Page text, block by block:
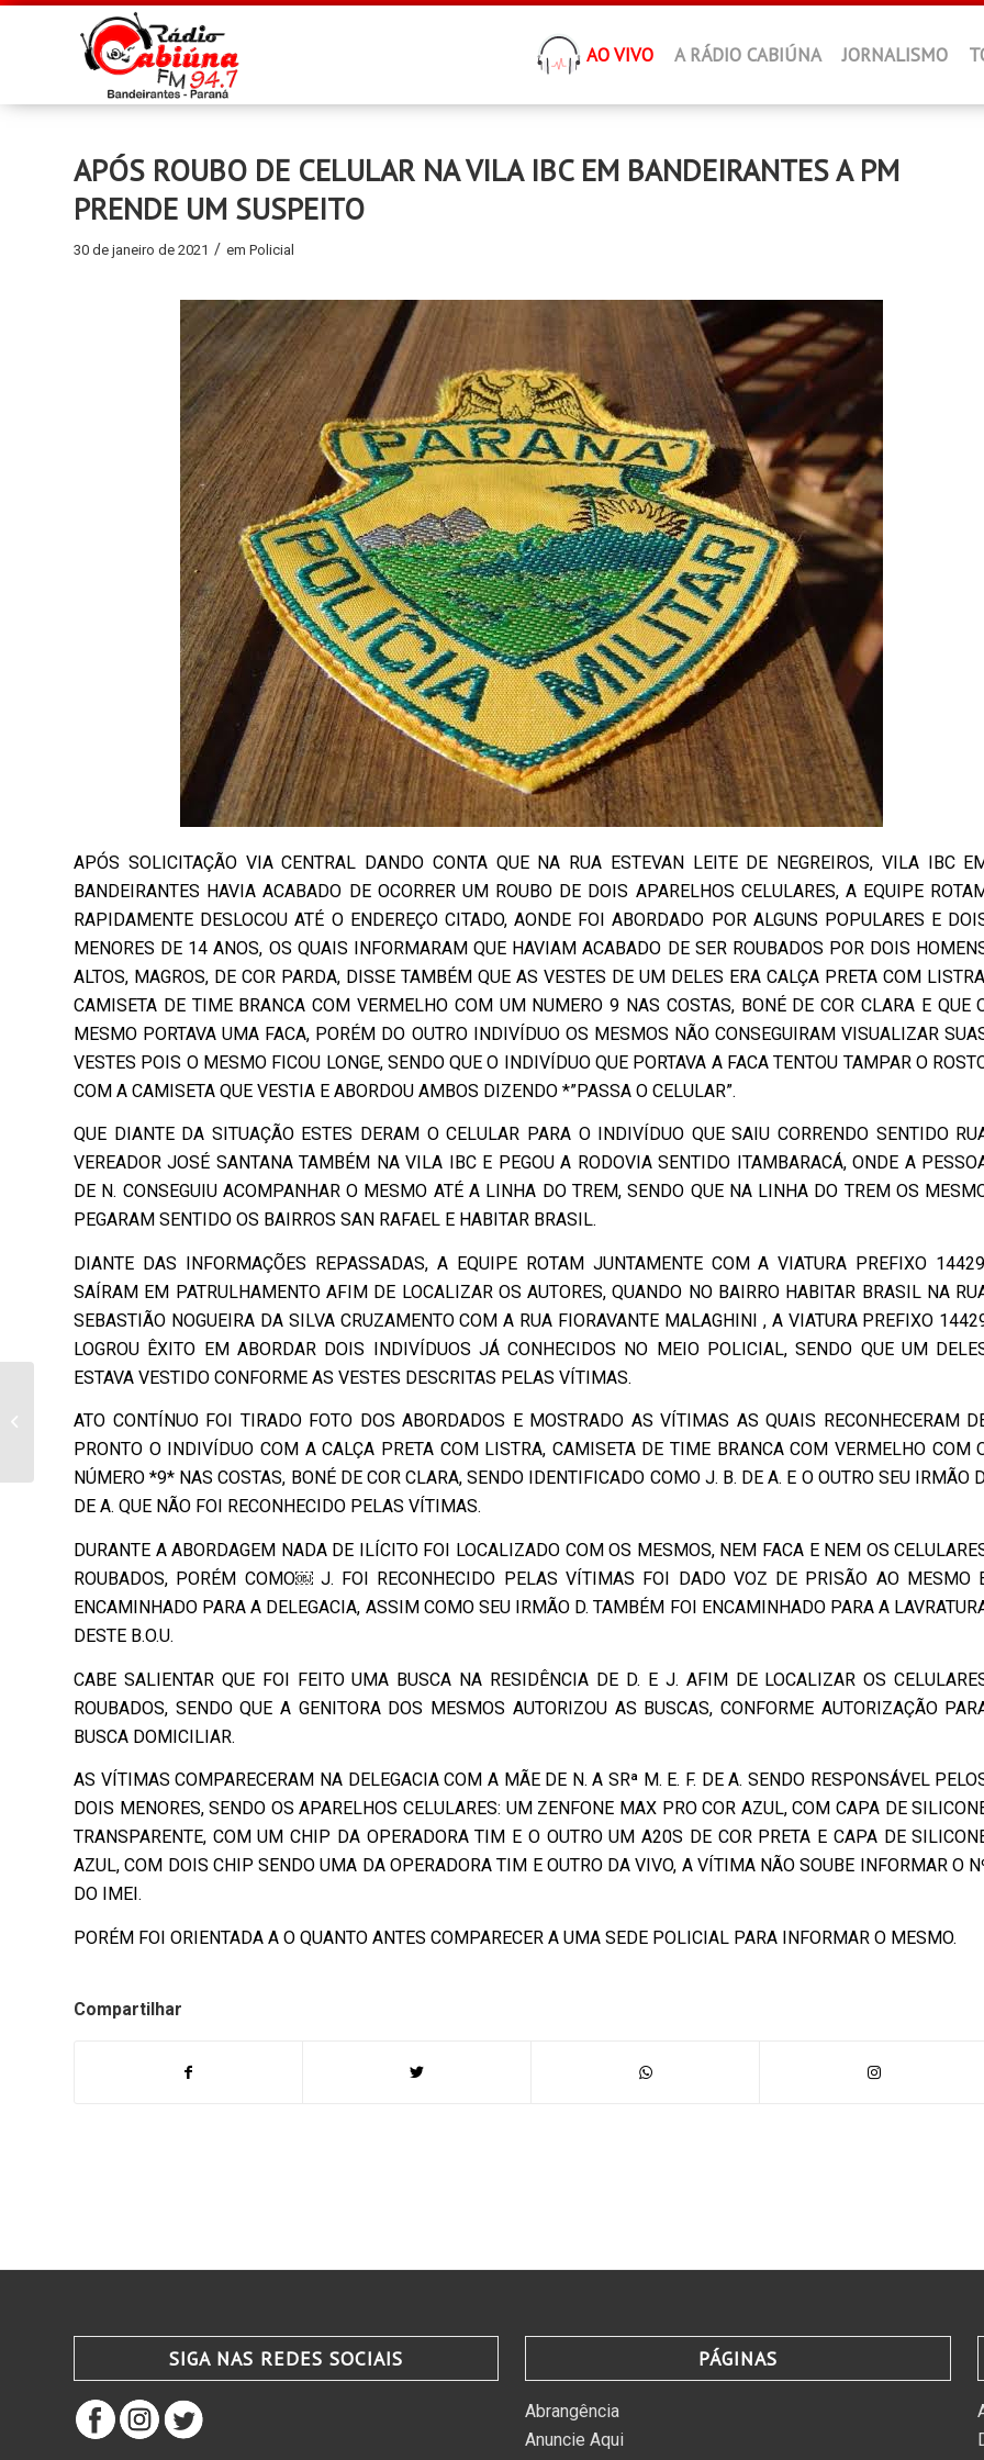
AO VIVO A RÁDIO CABIÚNA JORNALISMO
APÓS ROUBO DE CELULAR NA VILA IBC EM BANDEIRANTES A PM
PRENDE UM SUSPEITO
30 de janeiro de 2021 / em Policial
APÓS SOLICITAÇÃO VIA CENTRAL DANDO CONTA QUE NA RUA ESTEVAN LEITE DE NEGREIROS, VILA IBC
BANDEIRANTES HAVIA ACABADO DE OCORRER UM ROUBO DE DOIS APARELHOS CELULARES, A EQUIPE
RAPIDAMENTE DESLOCOU ATÉ O ENDEREÇO CITADO, AONDE FOI ABORDADO POR ALGUNS POPULARES E
MENORES DE 14 ANOS, OS QUAIS INFORMARAM QUE HAVIAM ACABADO DE SER ROUBADOS POR DOIS
ALTOS, MAGROS, DE COR PARDA, DISSE TAMBÉM QUE AS VESTES DE UM DELES ERA CALÇA PRETA COM
CAMISETA DE TIME BRANCA COM VERMELHO COM UM NUMERO 9 NAS COSTAS, BONÉ DE COR CLARA E QUE
MESMO PORTAVA UMA FACA, PORÉM DO OUTRO INDIVÍDUO OS MESMOS NÃO CONSEGUIRAM VISUALIZAR
VESTES POIS O MESMO FICOU LONGE, SENDO QUE O INDIVÍDUO QUE PORTAVA A FACA TENTOU TAMPAR O
COM A CAMISETA QUE VESTIA E ABORDOU AMBOS DIZENDO *”PASSA O CELULAR”.
QUE DIANTE DA SITUAÇÃO ESTES DERAM O CELULAR PARA O INDIVÍDUO QUE SAIU CORRENDO SENTIDO
VEREADOR JOSÉ SANTANA TAMBÉM NA VILA IBC E PEGOU A RODOVIA SENTIDO ITAMBARACÁ, ONDE A
DE N. CONSEGUIU ACOMPANHAR O MESMO ATÉ A LINHA DO TREM, SENDO QUE NA LINHA DO TREM OS
PEGARAM SENTIDO OS BAIRROS SAN RAFAEL E HABITAR BRASIL.
DIANTE DAS INFORMAÇÕES REPASSADAS, A EQUIPE ROTAM JUNTAMENTE COM A VIATURA PREFIXO
SAÍRAM EM PATRULHAMENTO AFIM DE LOCALIZAR OS AUTORES, QUANDO NO BAIRRO HABITAR BRASIL NA
SEBASTIÃO NOGUEIRA DA SILVA CRUZAMENTO COM A RUA FIORAVANTE MALAGHINI , A VIATURA PREFIXO
LOGROU ÊXITO EM ABORDAR DOIS INDIVÍDUOS JÁ CONHECIDOS NO MEIO POLICIAL, SENDO QUE UM
ESTAVA VESTIDO CONFORME AS VESTES DESCRITAS PELAS VÍTIMAS.
ATO CONTÍNUO FOI TIRADO FOTO DOS ABORDADOS E MOSTRADO AS VÍTIMAS AS QUAIS RECONHECERAM
PRONTO O INDIVÍDUO COM A CALÇA PRETA COM LISTRA, CAMISETA DE TIME BRANCA COM VERMELHO COM
NÚMERO *9* NAS COSTAS, BONÉ DE COR CLARA, SENDO IDENTIFICADO COMO J. B. DE A. E O OUTRO SEU IRMÃO
DE A. QUE NÃO FOI RECONHECIDO PELAS VÍTIMAS.
DURANTE A ABORDAGEM NADA DE ILÍCITO FOI LOCALIZADO COM OS MESMOS, NEM FACA E NEM OS
ROUBADOS, PORÉM COMO￼ J. FOI RECONHECIDO PELAS VÍTIMAS FOI DADO VOZ DE PRISÃO AO MESMO
ENCAMINHADO PARA A DELEGACIA, ASSIM COMO SEU IRMÃO D. TAMBÉM FOI ENCAMINHADO PARA A
DESTE B.O.U.
CABE SALIENTAR QUE FOI FEITO UMA BUSCA NA RESIDÊNCIA DE D. E J. AFIM DE LOCALIZAR OS
ROUBADOS, SENDO QUE A GENITORA DOS MESMOS AUTORIZOU AS BUSCAS, CONFORME AUTORIZAÇÃO
BUSCA DOMICILIAR.
AS VÍTIMAS COMPARECERAM NA DELEGACIA COM A MÃE DE N. A SRª M. E. F. DE A. SENDO RESPONSÁVEL
DOIS MENORES, SENDO OS APARELHOS CELULARES: UM ZENFONE MAX PRO COR AZUL, COM CAPA DE
TRANSPARENTE, COM UM CHIP DA OPERADORA TIM E O OUTRO UM A20S DE COR PRETA E CAPA DE
AZUL, COM DOIS CHIP SENDO UMA DA OPERADORA TIM E OUTRO DA VIVO, A VÍTIMA NÃO SOUBE INFORMAR O
DO IMEI.
PORÉM FOI ORIENTADA A O QUANTO ANTES COMPARECER A UMA SEDE POLICIAL PARA INFORMAR O MESMO.
Compartilhar
SIGA NAS REDES SOCIAIS PÁGINAS
Abrangência
Anuncie Aqui
toque de recolher por
Paraná e alerta que...